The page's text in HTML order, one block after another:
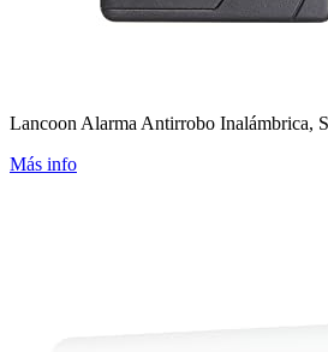
Lancoon Alarma Antirrobo Inalámbrica,
Más info